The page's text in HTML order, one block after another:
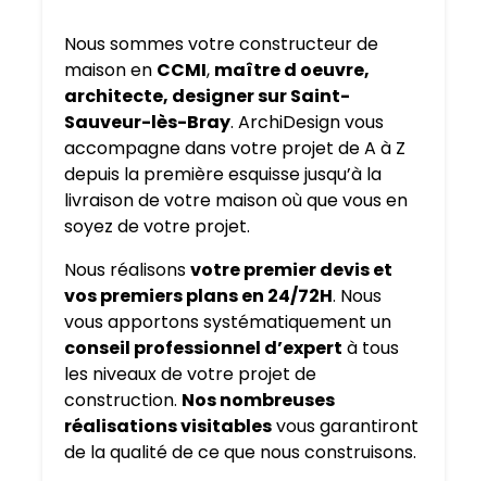
Nous sommes votre constructeur de
maison en CCMI, maître d oeuvre,
architecte, designer sur Saint-
Sauveur-lès-Bray. ArchiDesign vous
accompagne dans votre projet de A à Z
depuis la première esquisse jusqu’à la
livraison de votre maison où que vous en
soyez de votre projet.
Nous réalisonsvotre premier devis et
vos premiers plans en 24/72H. Nous
vous apportons systématiquement un
conseil professionnel d’expert à tous
les niveaux de votre projet de
construction. Nos nombreuses
réalisations visitablesvous garantiront
de la qualité de ce que nous construisons.